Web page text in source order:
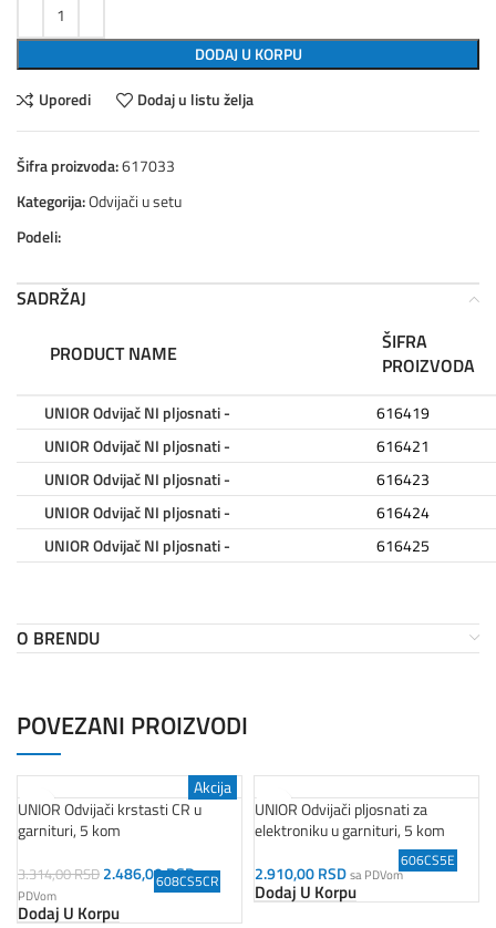
DODAJ U KORPU
Uporedi
Dodaj u listu želja
Šifra proizvoda:617033
Kategorija:Odvijači u setu
Podeli:
SADRŽAJ
PRODUCT NAME
ŠIFRA
PROIZVODA
UNIOR Odvijač NI pljosnati -
616419
UNIOR Odvijač NI pljosnati -
616421
UNIOR Odvijač NI pljosnati -
616423
UNIOR Odvijač NI pljosnati -
616424
UNIOR Odvijač NI pljosnati -
616425
O BRENDU
POVEZANI PROIZVODI
Akcija
UNIOR Odvijači krstasti CR u
garnituri, 5 kom
3.314,00RSD 2.486,00RSDsa
PDVom
Dodaj U Korpu
608CS5CR
UNIOR Odvijači pljosnati za
elektroniku u garnituri, 5 kom
2.910,00RSDsa PDVom
Dodaj U Korpu
606CS5E